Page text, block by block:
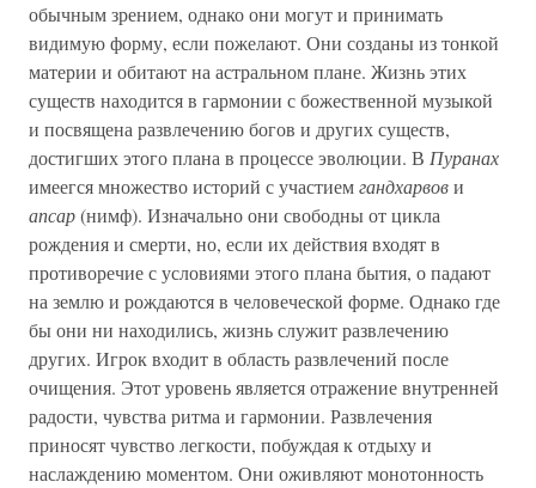
обычным зрением, однако они могут и принимать
видимую форму, если пожелают. Они созданы из тонкой
материи и обитают на астральном плане. Жизнь этих
существ находится в гармонии с божественной музыкой
и посвящена развлечению богов и других существ,
достигших этого плана в процессе эволюции. В Пуранах
имеегся множество историй с участиемгандхарвови
апсар(нимф). Изначально они свободны от цикла
рождения и смерти, но, если их действия входят в
противоречие с условиями этого плана бытия, о падают
на землю и рождаются в человеческой форме. Однако где
бы они ни находились, жизнь служит развлечению
других. Игрок входит в область развлечений после
очищения. Этот уровень является отражение внутренней
радости, чувства ритма и гармонии. Развлечения
приносят чувство легкости, побуждая к отдыху и
наслаждению моментом. Они оживляют монотонность